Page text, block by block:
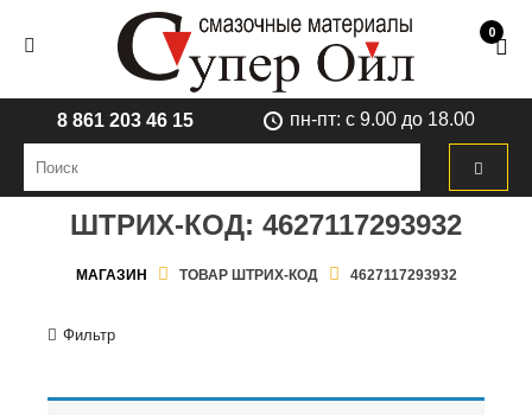
0
8 861 203 46 15 пн-пт: с 9.00 до 18.00
ШТРИХ-КОД: 4627117293932
МАГАЗИН ТОВАР ШТРИХ-КОД 4627117293932
Фильтр